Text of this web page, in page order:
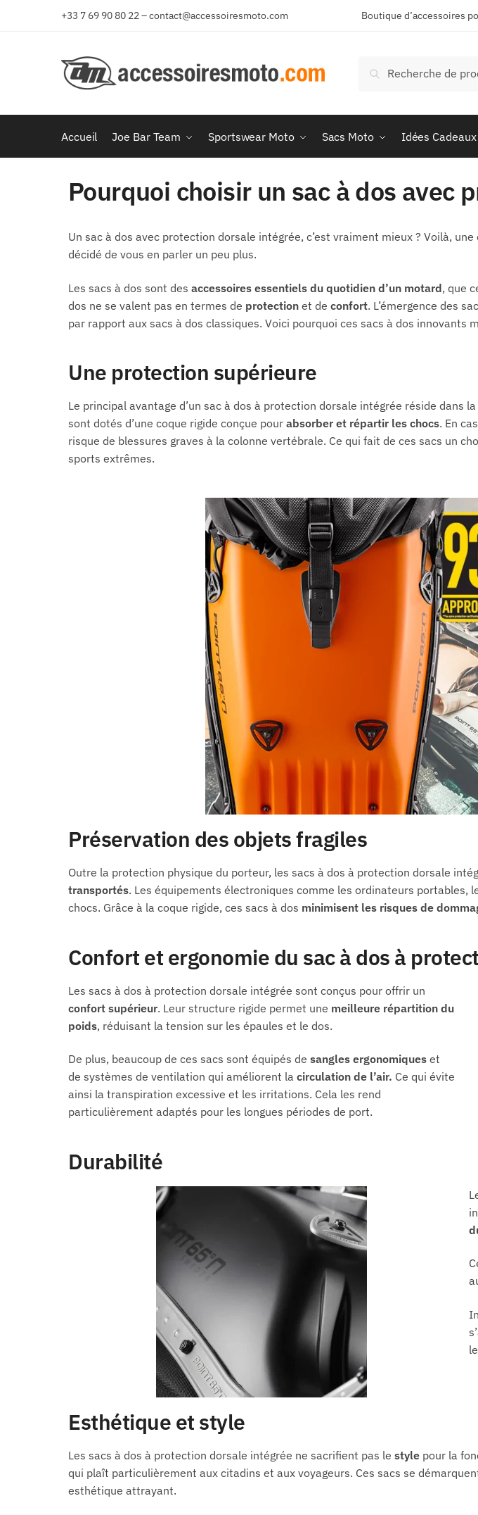
+33 7 69 90 80 22 – contact@accessoiresmoto.com Boutique d’accessoires
Recherche
Accueil Joe Bar Team Sportswear Moto Sacs Moto Idées
Pourquoi choisir un sac à dos avec
Un sac à dos avec protection dorsale intégrée, c’est vraiment mieux ? Voilà,
décidé de vous en parler un peu plus.
Les sacs à dos sont des accessoires essentiels du quotidien d’un motard, que
dos ne se valent pas en termes de protection et de confort. L’émergence des
par rapport aux sacs à dos classiques. Voici pourquoi ces sacs à dos innovants
Une protection supérieure
Le principal avantage d’un sac à dos à protection dorsale intégrée réside dans la
sont dotés d’une coque rigide conçue pour absorber et répartir les chocs. En
risque de blessures graves à la colonne vertébrale. Ce qui fait de ces sacs un
sports extrêmes.
Préservation des objets fragiles
Outre la protection physique du porteur, les sacs à dos à protection dorsale
transportés. Les équipements électroniques comme les ordinateurs
chocs. Grâce à la coque rigide, ces sacs à dos minimisent les risques de
Confort et ergonomie du sac à dos à
Les sacs à dos à protection dorsale intégrée sont conçus pour offrir un
confort supérieur. Leur structure rigide permet une meilleure répartition du
poids, réduisant la tension sur les épaules et le dos.
De plus, beaucoup de ces sacs sont équipés de sangles ergonomiques et
de systèmes de ventilation qui améliorent la circulation de l’air. Ce qui évite
ainsi la transpiration excessive et les irritations. Cela les rend
particulièrement adaptés pour les longues périodes de port.
Durabilité
Esthétique et style
Les sacs à dos à protection dorsale intégrée ne sacrifient pas le style pour la
qui plaît particulièrement aux citadins et aux voyageurs. Ces sacs se
esthétique attrayant.